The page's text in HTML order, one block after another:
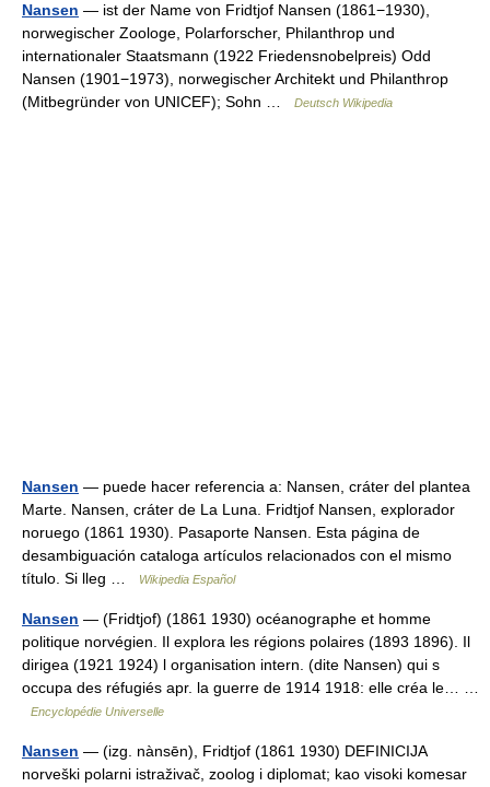
Nansen — ist der Name von Fridtjof Nansen (1861−1930),
norwegischer Zoologe, Polarforscher, Philanthrop und
internationaler Staatsmann (1922 Friedensnobelpreis) Odd
Nansen (1901−1973), norwegischer Architekt und Philanthrop
(Mitbegründer von UNICEF); Sohn …
Deutsch Wikipedia
Nansen — puede hacer referencia a: Nansen, cráter del plantea
Marte. Nansen, cráter de La Luna. Fridtjof Nansen, explorador
noruego (1861 1930). Pasaporte Nansen. Esta página de
desambiguación cataloga artículos relacionados con el mismo
título. Si lleg …
Wikipedia Español
Nansen — (Fridtjof) (1861 1930) océanographe et homme
politique norvégien. Il explora les régions polaires (1893 1896). Il
dirigea (1921 1924) l organisation intern. (dite Nansen) qui s
occupa des réfugiés apr. la guerre de 1914 1918: elle créa le… …
Encyclopédie Universelle
Nansen — (izg. nànsēn), Fridtjof (1861 1930) DEFINICIJA
norveški polarni istraživač, zoolog i diplomat; kao visoki komesar